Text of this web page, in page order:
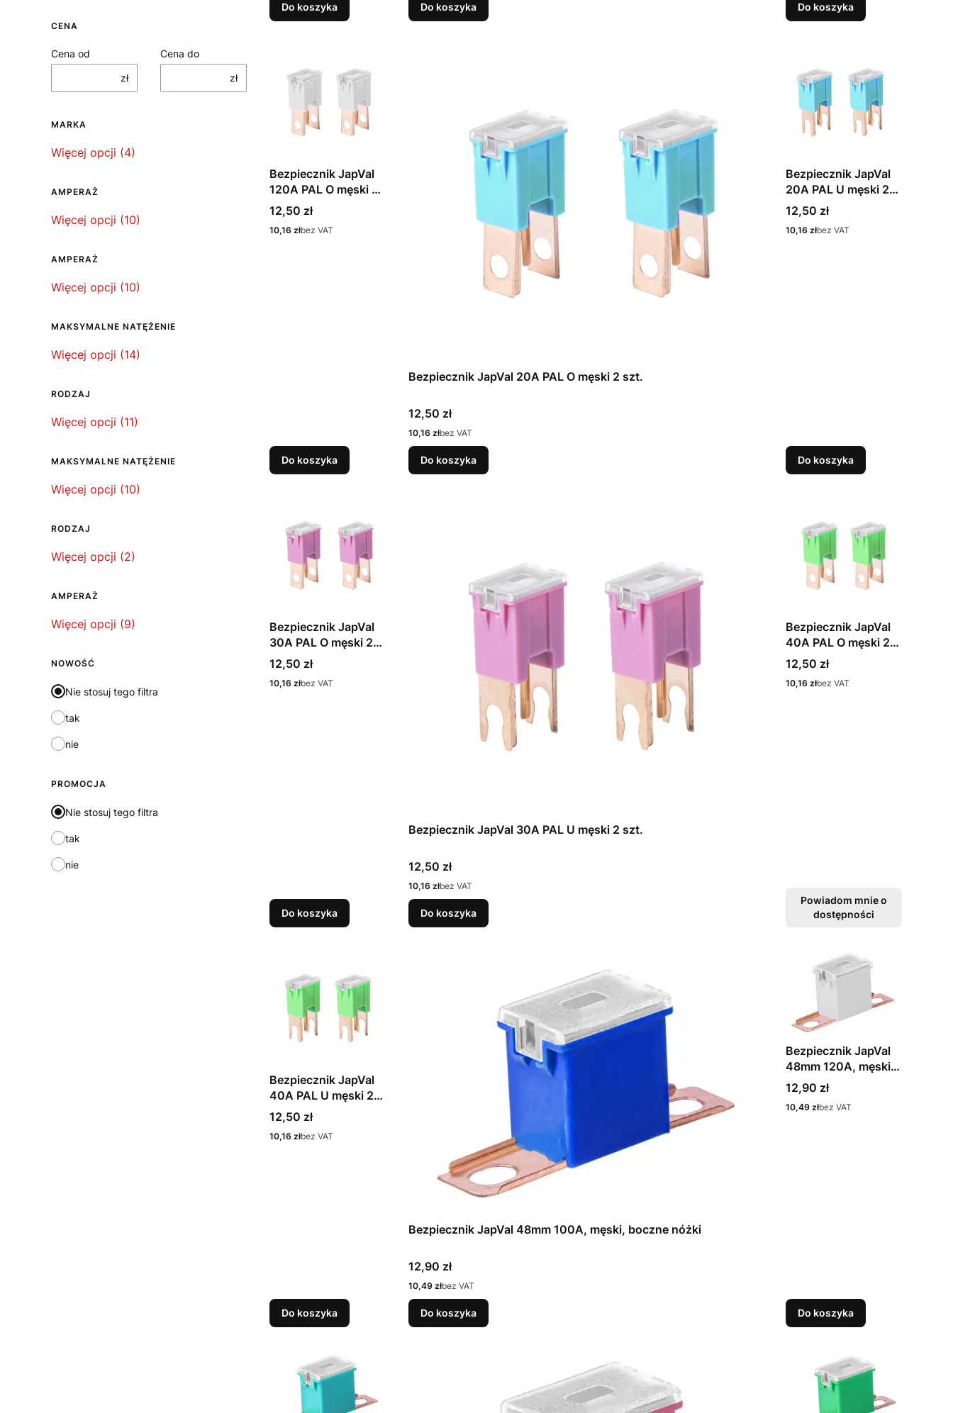
CENA
Cena od
zł
Cena do
zł
MARKA
Marka
Więcej opcji (4)
AMPERAŻ
Amperaż
Więcej opcji (10)
AMPERAŻ
Amperaż
Więcej opcji (10)
MAKSYMALNE NATĘŻENIE
Maksymalne natężenie
Więcej opcji (14)
RODZAJ
Rodzaj
Więcej opcji (11)
MAKSYMALNE NATĘŻENIE
Maksymalne natężenie
Więcej opcji (10)
RODZAJ
Rodzaj
Więcej opcji (2)
AMPERAŻ
Amperaż
Więcej opcji (9)
NOWOŚĆ
Nie stosuj tego filtra
tak
nie
PROMOCJA
Nie stosuj tego filtra
tak
nie
Do koszyka Do koszyka Do koszyka
Bezpiecznik JapVal
120A PAL O męski 2
szt.
Cena
12,50 zł
Cena
10,16 złbez VAT
Do koszyka
Bezpiecznik JapVal 20A PAL O męski 2 szt.
Cena
12,50 zł
Cena
10,16 złbez VAT
Do koszyka
Bezpiecznik JapVal
20A PAL U męski 2
szt.
Cena
12,50 zł
Cena
10,16 złbez VAT
Do koszyka
Bezpiecznik JapVal
30A PAL O męski 2
szt.
Cena
12,50 zł
Cena
10,16 złbez VAT
Do koszyka
Bezpiecznik JapVal 30A PAL U męski 2 szt.
Cena
12,50 zł
Cena
10,16 złbez VAT
Do koszyka
Bezpiecznik JapVal
40A PAL O męski 2
szt.
Cena
12,50 zł
Cena
10,16 złbez VAT
Powiadom mnie o
dostępności
Bezpiecznik JapVal
40A PAL U męski 2
szt.
Cena
12,50 zł
Cena
10,16 złbez VAT
Do koszyka
Bezpiecznik JapVal 48mm 100A, męski, boczne nóżki
Cena
12,90 zł
Cena
10,49 złbez VAT
Do koszyka
Bezpiecznik JapVal
48mm 120A, męski,
boczne nóżki
Cena
12,90 zł
Cena
10,49 złbez VAT
Do koszyka